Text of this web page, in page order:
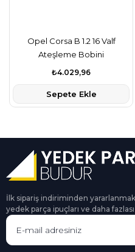
Opel Corsa B 1.2 16 Valf
Ateşleme Bobini
₺4.029,96
Sepete Ekle
İlk sipariş indiriminden
yedek parça ipuçları ve daha